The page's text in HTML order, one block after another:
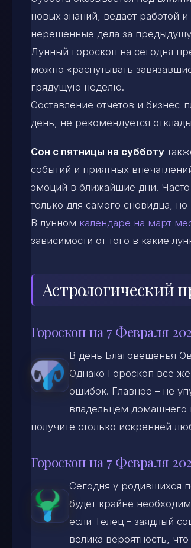
новых знаний, ведает работой
нерешенные дела за
Лунный гороскоп на сегодня
можно «распутывать
грядущую неделю.
Составление отчетов и
день, не рекомендуется
Сон с пятницы на субботу
событий и приятных
эмоций в ближайшие дни.
только для самого сновидца,
В лунном календаре на март
зависимости от того в какие
Астрологический
Гороскоп на 7 Февраля
В день Благовещенья
Однако Гороскоп все же
ошибок. Главное – не
владельцем домашнего
получите столько искренней
Гороскоп на 7 Февраля
Сегодня у родившихся
будет крайне
если Телец – заядлый
велика вероятность,